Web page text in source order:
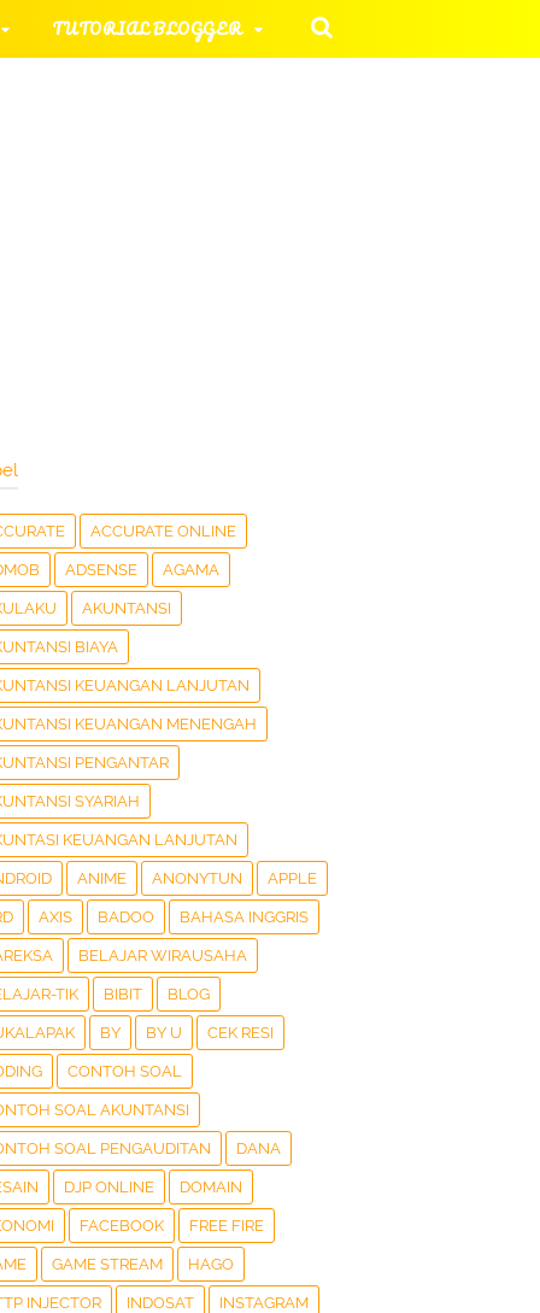
TUTORIAL BLOGGER
ACCURATE ONLINE
ADSENSE AGAMA
AKUNTANSI
BIAYA
KEUANGAN LANJUTAN
KEUANGAN MENENGAH
PENGANTAR
SYARIAH
KEUANGAN LANJUTAN
ANIME ANONYTUN APPLE
AXIS BADOO BAHASA INGGRIS
BELAJAR WIRAUSAHA
TIK BIBIT BLOG
BY BY U CEK RESI
CONTOH SOAL
SOAL AKUNTANSI
SOAL PENGAUDITAN DANA
DJP ONLINE DOMAIN
FACEBOOK FREE FIRE
GAME STREAM HAGO
INJECTOR INDOSAT INSTAGRAM